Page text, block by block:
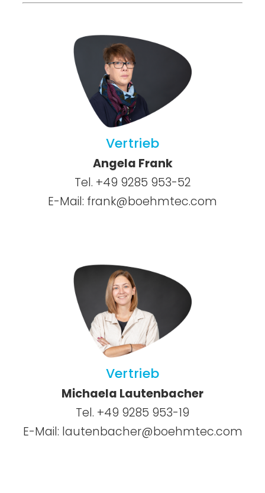
Vertrieb
Angela Frank
Tel. +49 9285 953-52
E-Mail: frank@boehmtec.com
Vertrieb
Michaela Lautenbacher
Tel. +49 9285 953-19
E-Mail: lautenbacher@boehmtec.com